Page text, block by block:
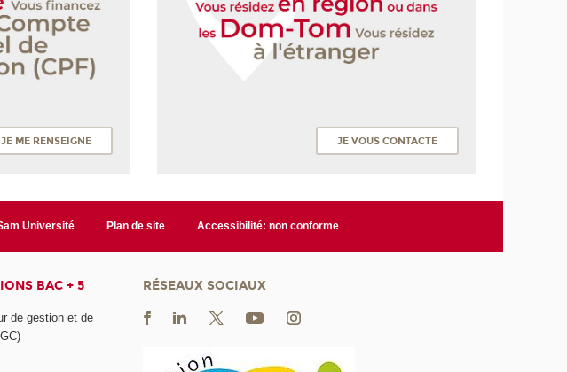
JE ME RENSEIGNE JE VOUS CONTACTE
Université Plan de site Accessibilité: non conforme
BAC + 5
de gestion et de
RÉSEAUX SOCIAUX